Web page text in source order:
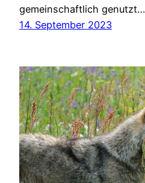
gemeinschaftlich genutzt…
14. September 2023